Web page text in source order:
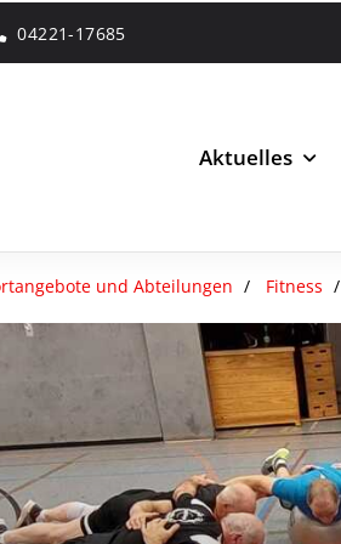
04221-17685
Aktuelles
und Abteilungen Fitness